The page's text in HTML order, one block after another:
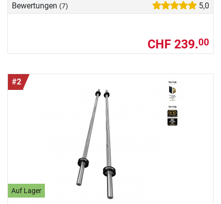
Bewertungen (7) 5,0
CHF 239.00
#2
Auf Lager